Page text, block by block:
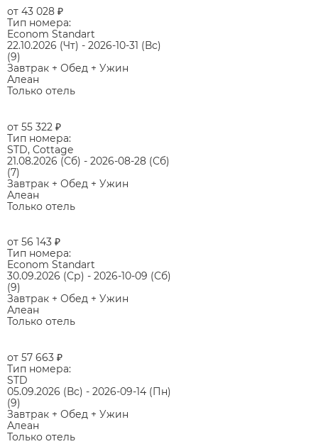
от 43 028 ₽
Тип номера:
Econom Standart
22.10.2026 (Чт) - 2026-10-31 (Вс)
(9)
Завтрак + Обед + Ужин
Алеан
Только отель
от 55 322 ₽
Тип номера:
STD, Cottage
21.08.2026 (Сб) - 2026-08-28 (Сб)
(7)
Завтрак + Обед + Ужин
Алеан
Только отель
от 56 143 ₽
Тип номера:
Econom Standart
30.09.2026 (Ср) - 2026-10-09 (Сб)
(9)
Завтрак + Обед + Ужин
Алеан
Только отель
от 57 663 ₽
Тип номера:
STD
05.09.2026 (Вс) - 2026-09-14 (Пн)
(9)
Завтрак + Обед + Ужин
Алеан
Только отель